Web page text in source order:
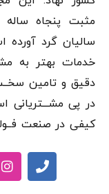
مثبت پنجاه
سالیان گرد
خدمات بهتر به
دقيق و تامین سخــت
در پی
کیفی در صنعت